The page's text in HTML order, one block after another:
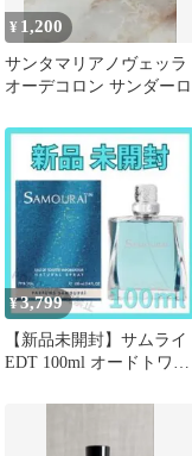
¥ 1,200
サンタマリアノヴェッラ
オーデコロン サンダーロ
¥3,799
【新品未開封】サムライ
EDT 100ml オードトワレ